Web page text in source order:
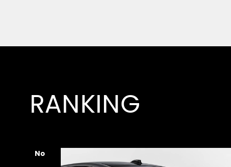
RANKING
No